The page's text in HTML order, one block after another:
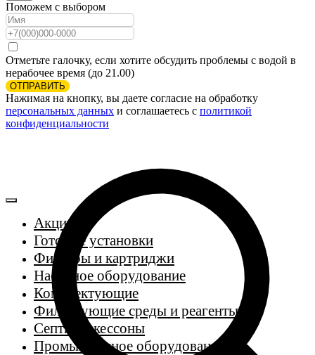
Поможем с выбором
Отметьте галочку, если хотите обсудить проблемы с водой в
нерабочее время (до 21.00)
ОТПРАВИТЬ
Нажимая на кнопку, вы даете согласие на обработку
персональных данных и соглашаетесь c политикой
конфиденциальности
Акции
Готовые установки
Фильтры и картриджи
Насосное оборудование
Комплектующие
Фильтрующие среды и реагенты
Септики, кессоны
Промышленное оборудование